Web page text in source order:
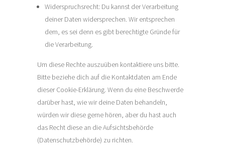
Widerspruchsrecht: Du kannst der Verarbeitung
deiner Daten widersprechen. Wir entsprechen
dem, es sei denn es gibt berechtigte Gründe für
die Verarbeitung.
Um diese Rechte auszuüben kontaktiere uns bitte.
Bitte beziehe dich auf die Kontaktdaten am Ende
dieser Cookie-Erklärung. Wenn du eine Beschwerde
darüber hast, wie wir deine Daten behandeln,
würden wir diese gerne hören, aber du hast auch
das Recht diese an die Aufsichtsbehörde
(Datenschutzbehörde) zu richten.